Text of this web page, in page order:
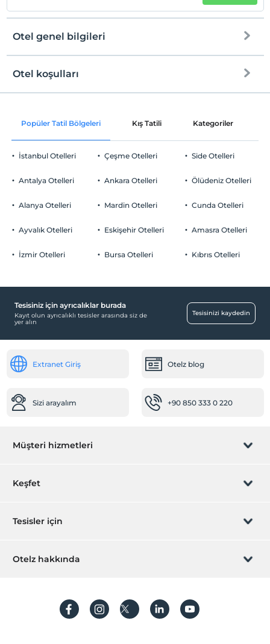
Otel genel bilgileri
Ortak alanlar ve tüm odalar
Isıtma
Otel koşulları
Check/in
Check/out
En geç saat 10:00 ve öncesi
Evcil Hayvan
2 yaşına kadar olan bebekler ücretsizdir.
Her bir oda için 2. çocuk 17 yaşına kadar ücretsizdir
Popüler Tatil Bölgeleri Kış Tatili Kategoriler
İstanbul Otelleri
Antalya Otelleri
Alanya Otelleri
Ayvalık Otelleri
İzmir Otelleri
Çeşme Otelleri
Ankara Otelleri
Mardin Otelleri
Eskişehir Otelleri
Bursa Otelleri
Side Otelleri
Ölüdeniz Otelleri
Cunda Otelleri
Amasra Otelleri
Kıbrıs Otelleri
Tesisiniz için ayrıcalıklar burada
Kayıt olun ayrıcalıklı tesisler arasında siz de
yer alın
Tesisinizi kaydedin
Extranet Giriş Otelz blog
Sizi arayalım +90 850 333 0 220
Müşteri hizmetleri
Rezervasyon yönet
Sıkça sorulan sorular
Keşfet
Hediye Kart
Hesap oluştur
Tesisler için
Hemen tesisinizi ekleyin
Otelz hakkında